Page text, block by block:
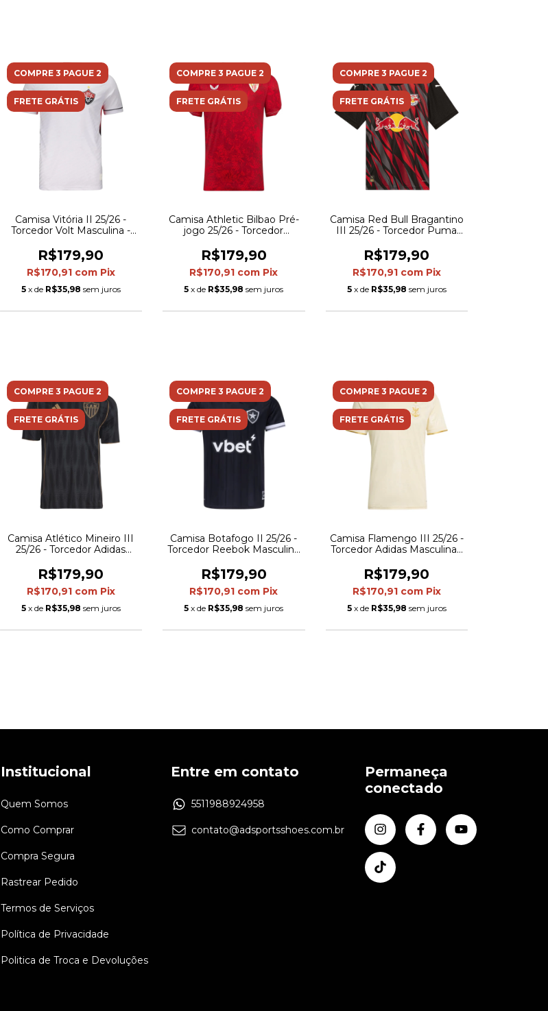
COMPRE 3 PAGUE 2
FRETE GRÁTIS
Camisa Vitória II 25/26 -
Torcedor Volt Masculina -
R$179,90
R$170,91 com Pix
5 x de R$35,98 sem juros
COMPRE 3 PAGUE 2
FRETE GRÁTIS
Camisa Athletic Bilbao Pré-
jogo 25/26 - Torcedor
Vermelha e branca
R$179,90
R$170,91 com Pix
5 x de R$35,98 sem juros
COMPRE 3 PAGUE 2
FRETE GRÁTIS
Camisa Red Bull Bragantino
III 25/26 - Torcedor Puma
detalhes em vermelho e
cinza
R$179,90
R$170,91 com Pix
5 x de R$35,98 sem juros
COMPRE 3 PAGUE 2
FRETE GRÁTIS
Camisa Atlético Mineiro III
25/26 - Torcedor Adidas
detalhes em marrom
R$179,90
R$170,91 com Pix
5 x de R$35,98 sem juros
COMPRE 3 PAGUE 2
FRETE GRÁTIS
Camisa Botafogo II 25/26 -
Torcedor Reebok Masculina
R$179,90
R$170,91 com Pix
5 x de R$35,98 sem juros
COMPRE 3 PAGUE 2
FRETE GRÁTIS
Camisa Flamengo III 25/26 -
Torcedor Adidas Masculina -
R$179,90
R$170,91 com Pix
5 x de R$35,98 sem juros
Institucional
Quem Somos
Como Comprar
Compra Segura
Rastrear Pedido
Termos de Serviços
Política de Privacidade
Politica de Troca e Devoluções
Entre em contato
5511988924958
contato@adsportsshoes.com.br
Permaneça
conectado